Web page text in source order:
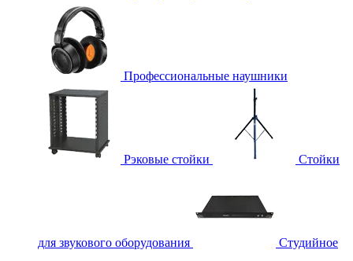
Профессиональные наушники
Рэковые стойки Стойки
для звукового оборудования Студийное